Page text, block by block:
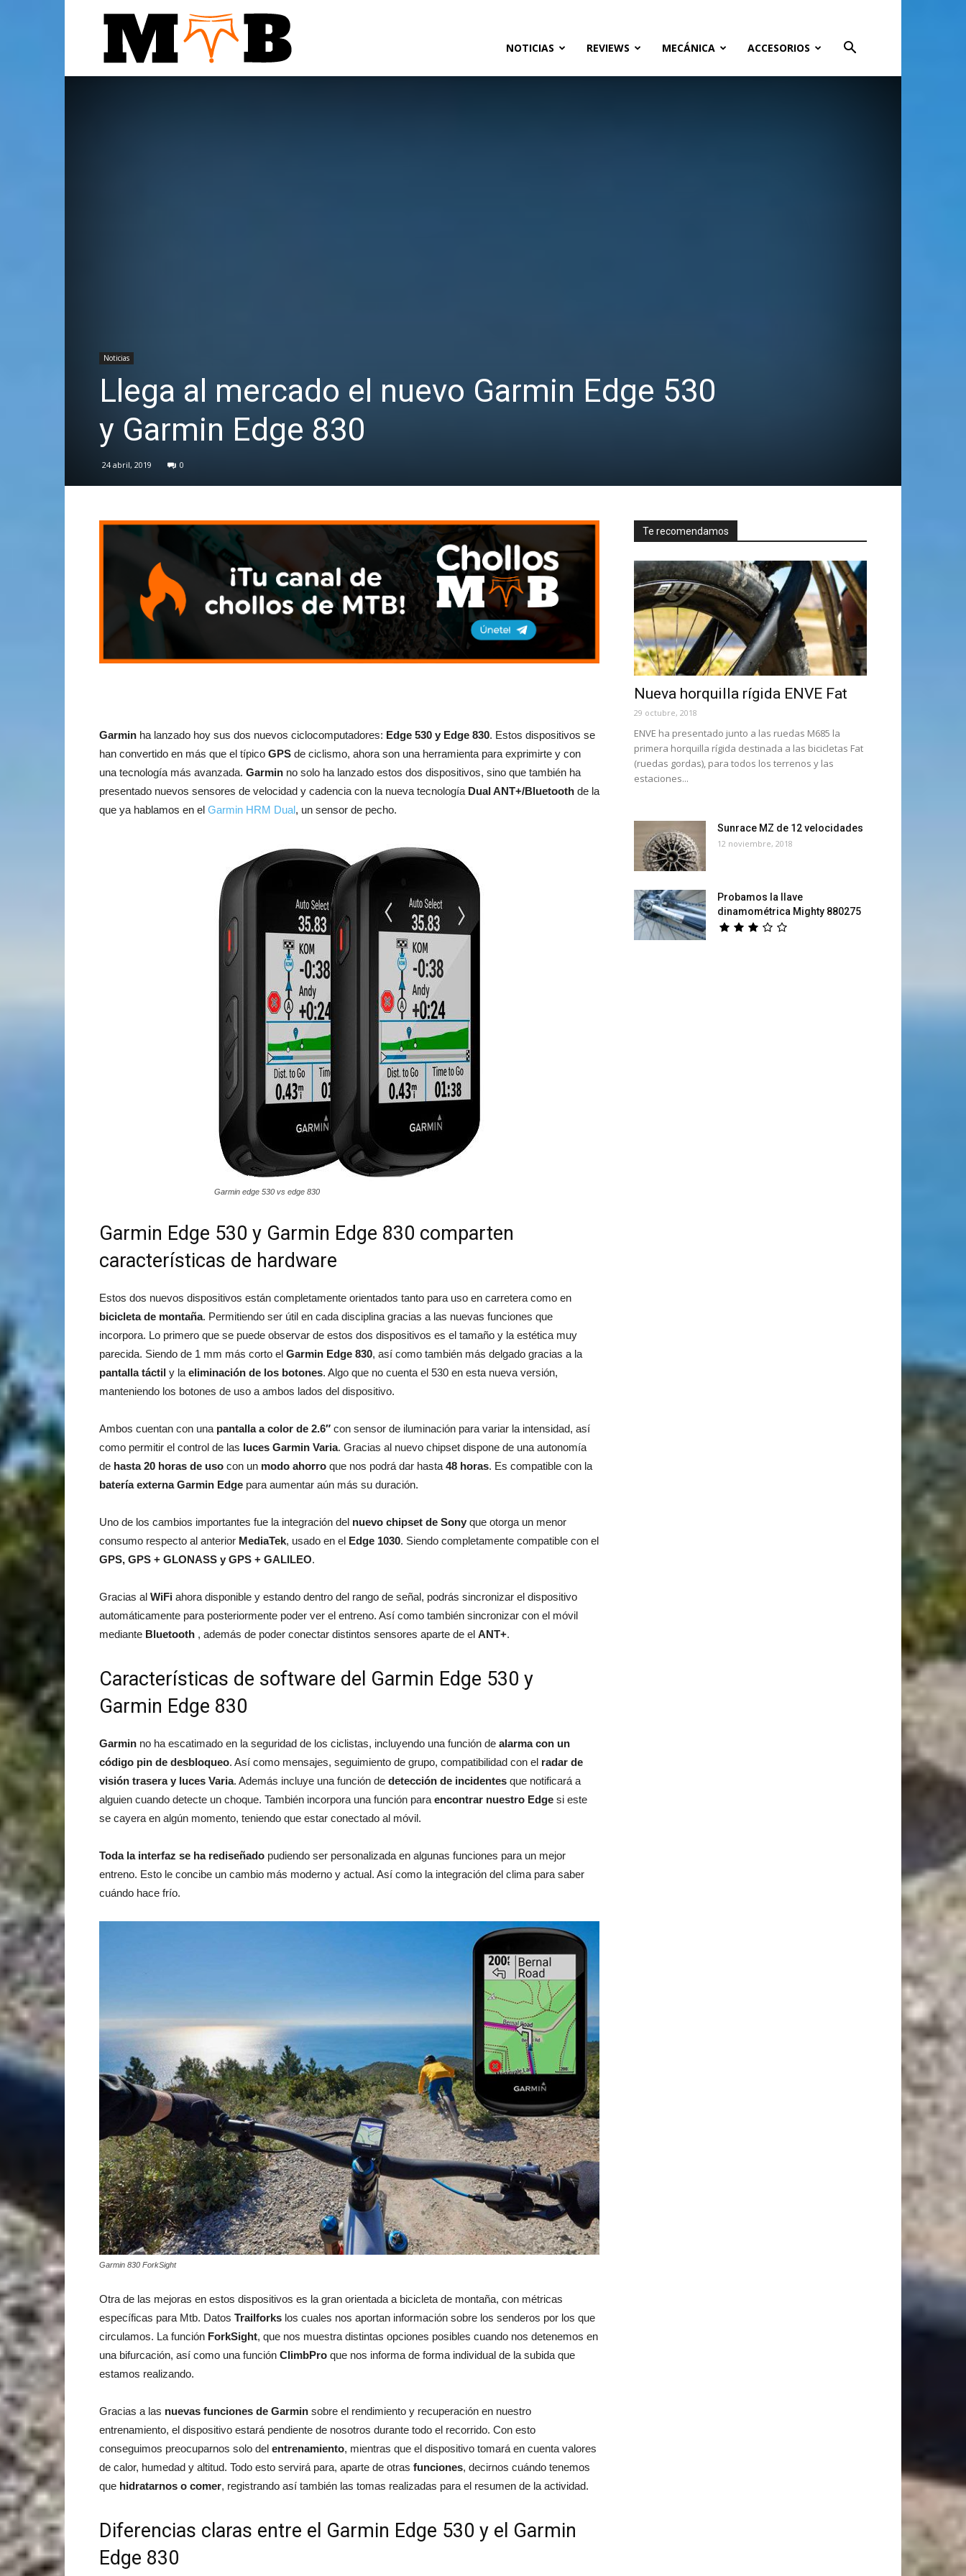
NOTICIAS REVIEWS MECÁNICA ACCESORIOS
Noticias
Llega al mercado el nuevo Garmin Edge 530
y Garmin Edge 830
24 abril, 2019 0
Garmin ha lanzado hoy sus dos nuevos ciclocomputadores: Edge 530 y Edge 830. Estos dispositivos se
han convertido en más que el típico GPS de ciclismo, ahora son una herramienta para exprimirte y con
una tecnología más avanzada. Garmin no solo ha lanzado estos dos dispositivos, sino que también ha
presentado nuevos sensores de velocidad y cadencia con la nueva tecnología Dual ANT+/Bluetooth de la
que ya hablamos en el Garmin HRM Dual, un sensor de pecho.
Garmin edge 530 vs edge 830
Garmin Edge 530 y Garmin Edge 830 comparten
características de hardware
Estos dos nuevos dispositivos están completamente orientados tanto para uso en carretera como en
bicicleta de montaña. Permitiendo ser útil en cada disciplina gracias a las nuevas funciones que
incorpora. Lo primero que se puede observar de estos dos dispositivos es el tamaño y la estética muy
parecida. Siendo de 1 mm más corto el Garmin Edge 830, así como también más delgado gracias a la
pantalla táctil y la eliminación de los botones. Algo que no cuenta el 530 en esta nueva versión,
manteniendo los botones de uso a ambos lados del dispositivo.
Ambos cuentan con una pantalla a color de 2.6″ con sensor de iluminación para variar la intensidad, así
como permitir el control de las luces Garmin Varia. Gracias al nuevo chipset dispone de una autonomía
de hasta 20 horas de uso con un modo ahorro que nos podrá dar hasta 48 horas. Es compatible con la
batería externa Garmin Edge para aumentar aún más su duración.
Uno de los cambios importantes fue la integración del nuevo chipset de Sony que otorga un menor
consumo respecto al anterior MediaTek, usado en el Edge 1030. Siendo completamente compatible con el
GPS, GPS + GLONASS y GPS + GALILEO.
Gracias al WiFi ahora disponible y estando dentro del rango de señal, podrás sincronizar el dispositivo
automáticamente para posteriormente poder ver el entreno. Así como también sincronizar con el móvil
mediante Bluetooth , además de poder conectar distintos sensores aparte de el ANT+.
Características de software del Garmin Edge 530 y
Garmin Edge 830
Garmin no ha escatimado en la seguridad de los ciclistas, incluyendo una función de alarma con un
código pin de desbloqueo. Así como mensajes, seguimiento de grupo, compatibilidad con el radar de
visión trasera y luces Varia. Además incluye una función de detección de incidentes que notificará a
alguien cuando detecte un choque. También incorpora una función para encontrar nuestro Edge si este
se cayera en algún momento, teniendo que estar conectado al móvil.
Toda la interfaz se ha rediseñado pudiendo ser personalizada en algunas funciones para un mejor
entreno. Esto le concibe un cambio más moderno y actual. Así como la integración del clima para saber
cuándo hace frío.
Garmin 830 ForkSight
Otra de las mejoras en estos dispositivos es la gran orientada a bicicleta de montaña, con métricas
específicas para Mtb. Datos Trailforks los cuales nos aportan información sobre los senderos por los que
circulamos. La función ForkSight, que nos muestra distintas opciones posibles cuando nos detenemos en
una bifurcación, así como una función ClimbPro que nos informa de forma individual de la subida que
estamos realizando.
Gracias a las nuevas funciones de Garmin sobre el rendimiento y recuperación en nuestro
entrenamiento, el dispositivo estará pendiente de nosotros durante todo el recorrido. Con esto
conseguimos preocuparnos solo del entrenamiento, mientras que el dispositivo tomará en cuenta valores
de calor, humedad y altitud. Todo esto servirá para, aparte de otras funciones, decirnos cuándo tenemos
que hidratarnos o comer, registrando así también las tomas realizadas para el resumen de la actividad.
Diferencias claras entre el Garmin Edge 530 y el Garmin
Edge 830
Te recomendamos
Nueva horquilla rígida ENVE Fat
29 octubre, 2018
ENVE ha presentado junto a las ruedas M685 la
primera horquilla rígida destinada a las bicicletas Fat
(ruedas gordas), para todos los terrenos y las
estaciones...
Sunrace MZ de 12 velocidades
12 noviembre, 2018
Probamos la llave
dinamométrica Mighty 880275